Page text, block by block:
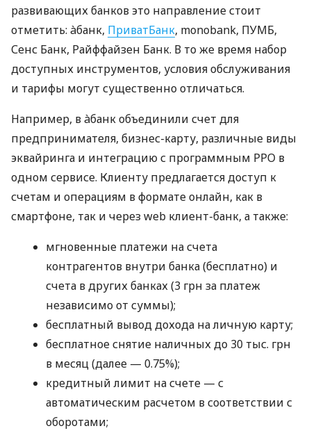
развивающих банков это направление стоит
отметить: àбанк, ПриватБанк, monobank, ПУМБ,
Сенс Банк, Райффайзен Банк. В то же время набор
доступных инструментов, условия обслуживания
и тарифы могут существенно отличаться.
Например, в àбанк объединили счет для
предпринимателя, бизнес-карту, различные виды
эквайринга и интеграцию с программным РРО в
одном сервисе. Клиенту предлагается доступ к
счетам и операциям в формате онлайн, как в
смартфоне, так и через web клиент-банк, а также:
мгновенные платежи на счета
контрагентов внутри банка (бесплатно) и
счета в других банках (3 грн за платеж
независимо от суммы);
бесплатный вывод дохода на личную карту;
бесплатное снятие наличных до 30 тыс. грн
в месяц (далее — 0.75%);
кредитный лимит на счете — с
автоматическим расчетом в соответствии с
оборотами;